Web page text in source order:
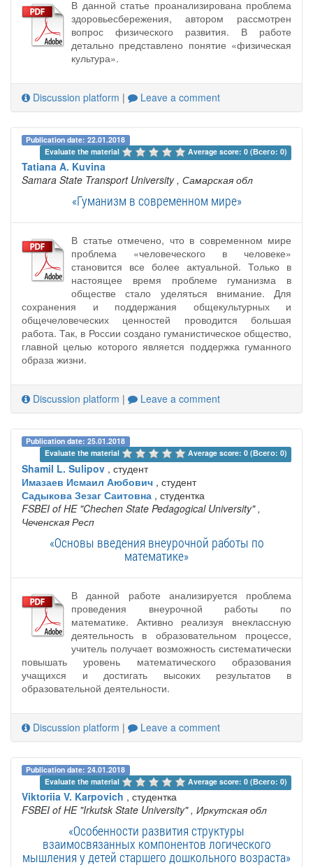
В данной статье проанализирована проблема
здоровьесбережения, автором рассмотрен
вопрос физического развития. В работе
детально представлено понятие «физическая
культура».
Discussion platform | Leave a comment
Publication date: 22.01.2018
Evaluate the material
Average score: 0 (Всего: 0)
Tatiana A. Kuvina
Samara State Transport University , Самарская обл
«Гуманизм в современном мире»
В статье отмечено, что в современном мире
проблема «человеческого в человеке»
становится все более актуальной. Только в
настоящее время проблеме гуманизма в
обществе стало уделяться внимание. Для
сохранения и поддержания общекультурных и
общечеловеческих ценностей проводится большая
работа. Так, в России создано гуманистическое общество,
главной целью которого является поддержка гуманного
образа жизни.
Discussion platform | Leave a comment
Publication date: 25.01.2018
Evaluate the material
Average score: 0 (Всего: 0)
Shamil L. Sulipov , студент
Имазаев Исмаил Аюбович , студент
Садыкова Зезаг Саитовна , студентка
FSBEI of HE "Chechen State Pedagogical University" ,
Чеченская Респ
«Основы введения внеурочной работы по
математике»
В данной работе анализируется проблема
проведения внеурочной работы по
математике. Активно реализуя внеклассную
деятельность в образовательном процессе,
учитель получает возможность систематически
повышать уровень математического образования
учащихся и достигать высоких результатов в
образовательной деятельности.
Discussion platform | Leave a comment
Publication date: 24.01.2018
Evaluate the material
Average score: 0 (Всего: 0)
Viktoriia V. Karpovich , студентка
FSBEI of HE "Irkutsk State University" , Иркутская обл
«Особенности развития структуры
взаимосвязанных компонентов логического
мышления у детей старшего дошкольного возраста»